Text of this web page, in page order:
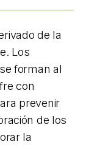
de la
Los
forman al
con
prevenir
de los
la